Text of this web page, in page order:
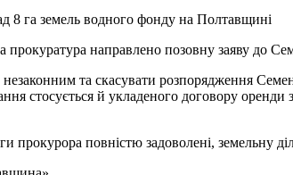
8 га земель водного фонду на Полтавщині
направлено позовну заяву до
та скасувати розпорядження
стосується й укладеного договору
прокурора повністю задоволені, земельну